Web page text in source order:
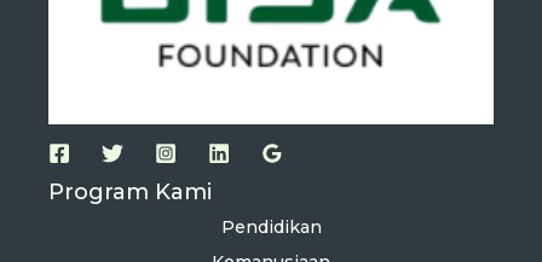
Program Kami
Pendidikan